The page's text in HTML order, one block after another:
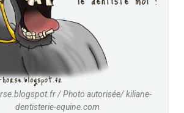
/ Photo autorisée/ kiliane-
dentisterie-equine.com